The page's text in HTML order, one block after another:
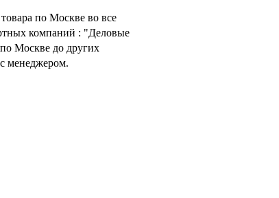
по Москве во все
компаний : "Деловые
Москве до других
менеджером.